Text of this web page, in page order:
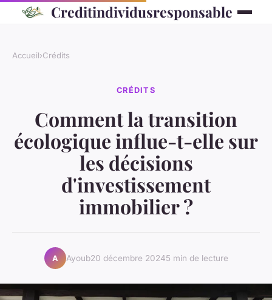
Creditindividusresponsable
Accueil›Crédits
CRÉDITS
Comment la transition
écologique influe-t-elle sur
les décisions
d'investissement
immobilier ?
A Ayoub20 décembre 20245 min de lecture